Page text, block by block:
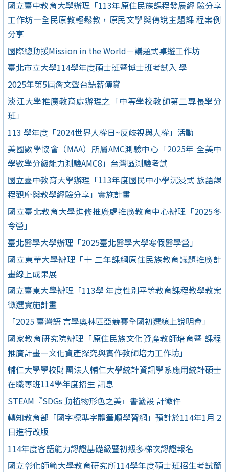
國立臺中教育大學辦理「113年原住民族課程發展經 驗分享
工作坊—全民原教輕鬆教，原民文學與傳說主題課 程案例
分享
國際總動援Mission in the World－議題式桌遊工作坊
臺北市立大學114學年度碩士班暨博士班考試入 學
2025年第5屆詹文聲台語薪傳賞
淡江大學推廣教育處辦理之「中等學校教師第二專長學分
班」
113 學年度「2024世界人權日~反歧視與人權」活動
美國數學協會（MAA）所屬AMC測驗中心「2025年 全美中
學數學分級能力測驗AMC8」台灣區測驗考試
國立臺中教育大學辦理「113年度國民中小學沉浸式 族語課
程觀摩與教學經驗分享」實施計畫
國立臺北教育大學進修推廣處推廣教育中心辦理「2025冬
令營」
臺北醫學大學辦理「2025臺北醫學大學寒假醫學營」
國立東華大學辦理「十 二年課綱原住民族教育議題推廣計
畫線上成果展
國立臺東大學辦理「113學 年度性別平等教育課程教學教案
徵選實施計畫
「2025 臺灣語 言學奧林匹亞競賽全國初選線上說明會」
國家教育研究院辦理「原住民族文化資產教師培育暨 課程
推廣計畫—文化資產探究與實作教師培力工作坊」
輔仁大學學校財團法人輔仁大學統計資訊學系應用統計碩士
在職專班114學年度招生 訊息
STEAM『SDGs 動植物形色之美』書籤設 計徵件
轉知教育部「國字標準字體筆順學習網」預計於114年1月 2
日進行改版
114年度客語能力認證基礎級暨初級多梯次認證報名
國立彰化師範大學教育研究所114學年度碩士班招生考試簡